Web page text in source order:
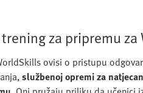
za pripremu
ovisi o pristupu
službenoj opremi za